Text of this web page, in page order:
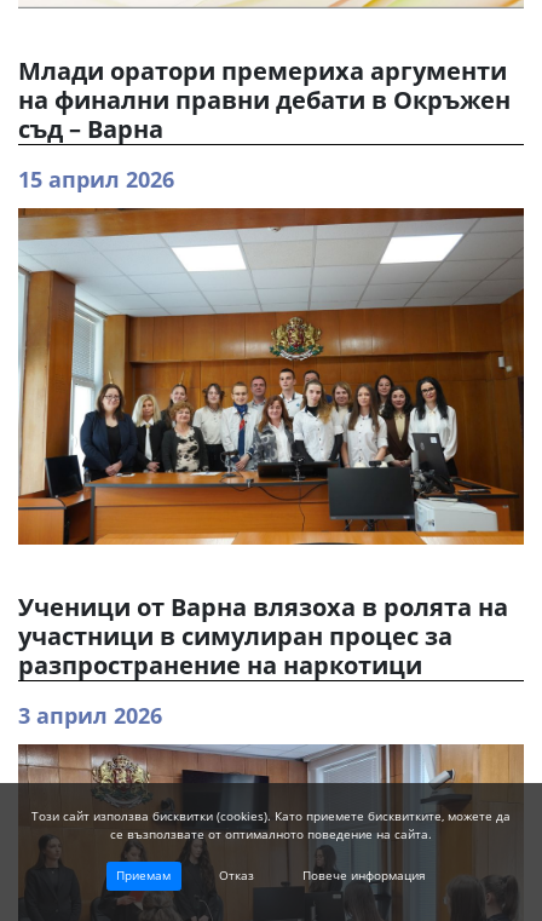
Млади оратори премериха аргументи
на финални правни дебати в Окръжен
съд – Варна
15 април 2026
Ученици от Варна влязоха в ролята на
участници в симулиран процес за
разпространение на наркотици
3 април 2026
Този сайт използва бисквитки (cookies). Като приемете бисквитките, можете да
се възползвате от оптималното поведение на сайта.
Приемам Отказ Повече информация